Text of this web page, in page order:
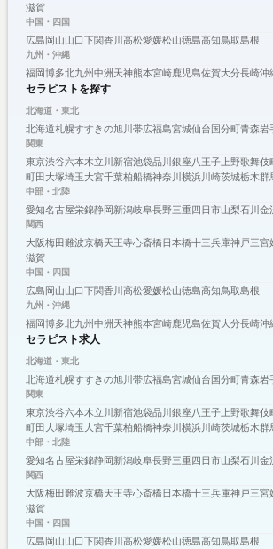
滋賀
中国・四国
広島 岡山山口下関香川 高松愛媛松山徳島高知鳥取島根
九州・沖縄
福岡博多北九州中洲 天神熊本宮崎鹿児島佐賀大分長崎沖
セラピストを探す
北海道・東北
北海道札幌すすきの旭川 帯広福島宮城仙台 国分町青森岩
関東
東京渋谷六本木立川 新宿池袋品川 銀座八王子上野歌舞伎
町田大塚埼玉大宮千葉柏船橋神奈川 横浜川崎茨城栃木群
中部・北陸
愛知名古屋栄錦静岡新潟岐阜長野三重四日市山梨石川 金
関西
大阪梅田難波京橋天王寺心斎橋日本橋十三兵庫神戸三宮
滋賀
中国・四国
広島 岡山山口下関香川 高松愛媛松山徳島高知鳥取島根
九州・沖縄
福岡博多北九州中洲 天神熊本宮崎鹿児島佐賀大分長崎沖
セラピスト求人
北海道・東北
北海道札幌すすきの旭川 帯広福島宮城仙台 国分町青森岩
関東
東京渋谷六本木立川 新宿池袋品川 銀座八王子上野歌舞伎
町田大塚埼玉大宮千葉柏船橋神奈川 横浜川崎茨城栃木群
中部・北陸
愛知名古屋栄錦静岡新潟岐阜長野三重四日市山梨石川 金
関西
大阪梅田難波京橋天王寺心斎橋日本橋十三兵庫神戸三宮
滋賀
中国・四国
広島 岡山山口下関香川 高松愛媛松山徳島高知鳥取島根